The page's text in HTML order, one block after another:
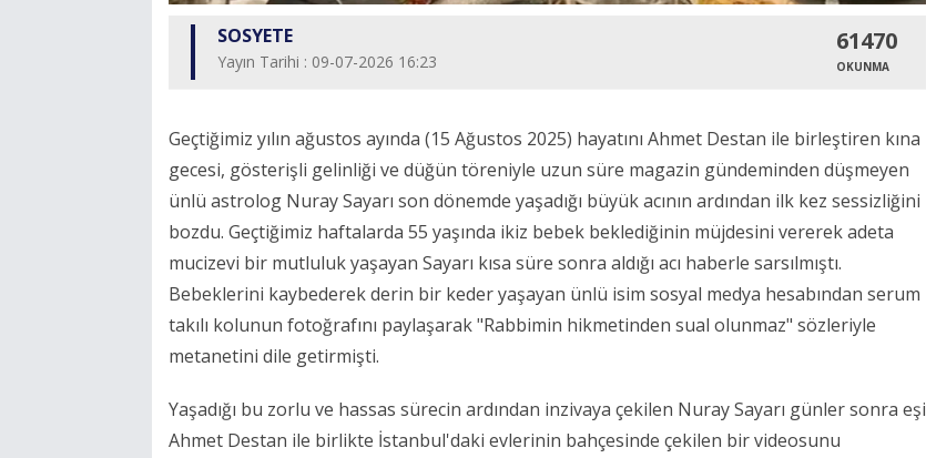
SOSYETE
Yayın Tarihi : 09-07-2026 16:23
61470
OKUNMA
Geçtiğimiz yılın ağustos ayında (15 Ağustos 2025) hayatını Ahmet Destan ile birleştiren kına
gecesi, gösterişli gelinliği ve düğün töreniyle uzun süre magazin gündeminden düşmeyen
ünlü astrolog Nuray Sayarı son dönemde yaşadığı büyük acının ardından ilk kez sessizliğini
bozdu. Geçtiğimiz haftalarda 55 yaşında ikiz bebek beklediğinin müjdesini vererek adeta
mucizevi bir mutluluk yaşayan Sayarı kısa süre sonra aldığı acı haberle sarsılmıştı.
Bebeklerini kaybederek derin bir keder yaşayan ünlü isim sosyal medya hesabından serum
takılı kolunun fotoğrafını paylaşarak "Rabbimin hikmetinden sual olunmaz" sözleriyle
metanetini dile getirmişti.
Yaşadığı bu zorlu ve hassas sürecin ardından inzivaya çekilen Nuray Sayarı günler sonra eşi
Ahmet Destan ile birlikte İstanbul'daki evlerinin bahçesinde çekilen bir videosunu